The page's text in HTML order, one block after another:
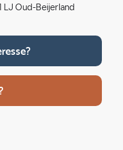
LJ Oud-Beijerland